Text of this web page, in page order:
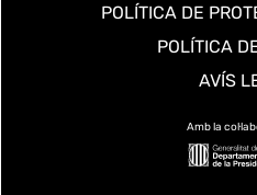
POLÍTICA DE
POLÍTICA
AVÍS
Amb la